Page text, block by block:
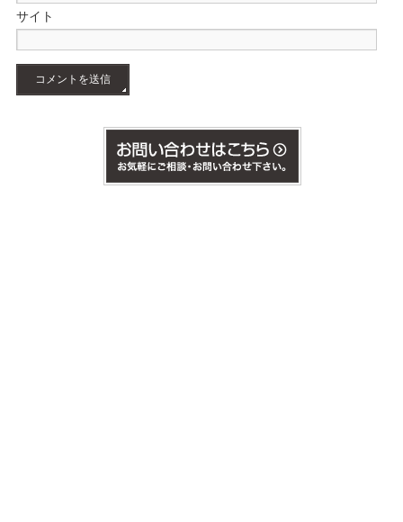
サイト